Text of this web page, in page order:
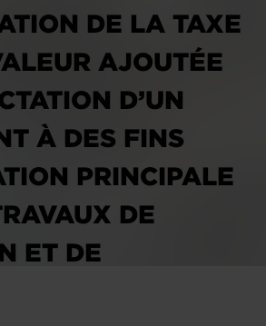
DE LA TAXE
AJOUTÉE
D’UN
À DES FINS
PRINCIPALE
DE
ET DE